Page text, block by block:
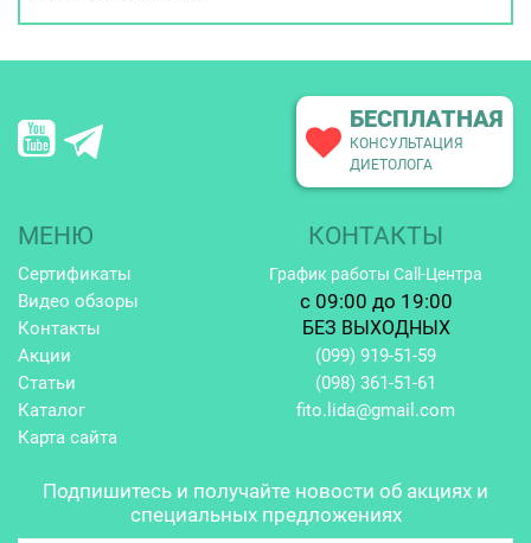
БЕСПЛАТНАЯ
КОНСУЛЬТАЦИЯ
ДИЕТОЛОГА
МЕНЮ
Сертификаты
Видео обзоры
Контакты
Акции
Статьи
Каталог
Карта сайта
КОНТАКТЫ
График работы Call-Центра
c 09:00 до 19:00
БЕЗ ВЫХОДНЫХ
(099) 919-51-59
(098) 361-51-61
fito.lida@gmail.com
Подпишитесь и получайте новости об акциях и
специальных предложениях